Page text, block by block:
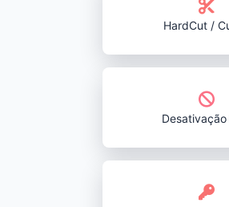
HardCut /
Desativação